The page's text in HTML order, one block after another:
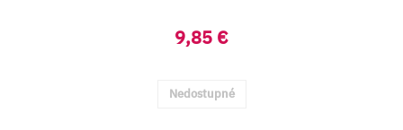
9,85 €
Nedostupné